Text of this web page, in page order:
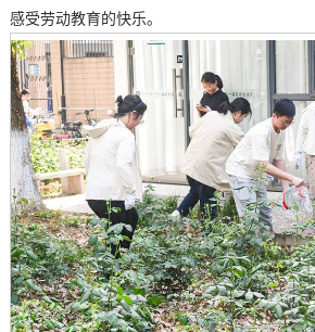
感受劳动教育的快乐。